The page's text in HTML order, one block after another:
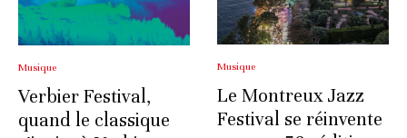
Musique
Verbier Festival,
quand le classique
Musique
Le Montreux Jazz
Festival se réinvente